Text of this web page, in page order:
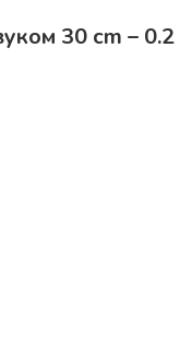
30 cm – 0.2